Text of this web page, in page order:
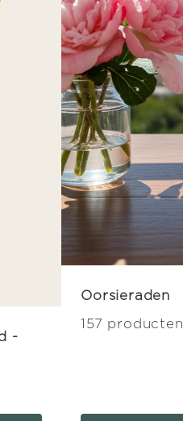
-
Oorsieraden
157 producten